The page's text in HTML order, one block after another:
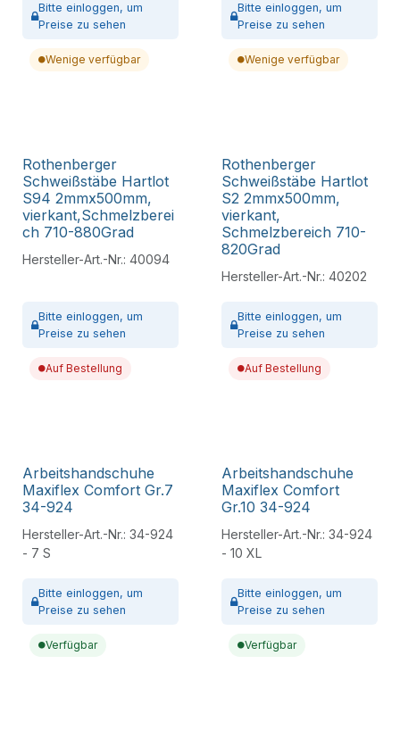
Bitte einloggen, um
Preise zu sehen
Wenige verfügbar
Bitte einloggen, um
Preise zu sehen
Wenige verfügbar
Rothenberger
Schweißstäbe Hartlot
S94 2mmx500mm,
vierkant,Schmelzberei
ch 710-880Grad
Hersteller-Art.-Nr.: 40094
Bitte einloggen, um
Preise zu sehen
Auf Bestellung
Rothenberger
Schweißstäbe Hartlot
S2 2mmx500mm,
vierkant,
Schmelzbereich 710-
820Grad
Hersteller-Art.-Nr.: 40202
Bitte einloggen, um
Preise zu sehen
Auf Bestellung
Arbeitshandschuhe
Maxiflex Comfort Gr.7
34-924
Hersteller-Art.-Nr.: 34-924
- 7 S
Bitte einloggen, um
Preise zu sehen
Verfügbar
Arbeitshandschuhe
Maxiflex Comfort
Gr.10 34-924
Hersteller-Art.-Nr.: 34-924
- 10 XL
Bitte einloggen, um
Preise zu sehen
Verfügbar